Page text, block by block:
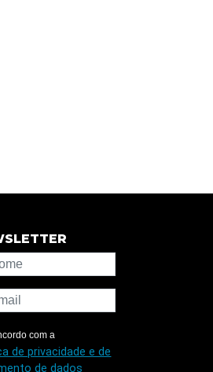
com a
de privacidade e de
de dados